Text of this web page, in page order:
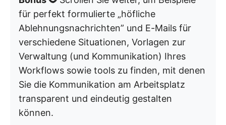
für perfekt formulierte „höfliche
Ablehnungsnachrichten” und E-Mails für
verschiedene Situationen, Vorlagen zur
Verwaltung (und Kommunikation) Ihres
Workflows sowie tools zu finden, mit denen
Sie die Kommunikation am Arbeitsplatz
transparent und eindeutig gestalten
können.